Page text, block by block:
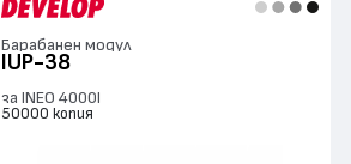
Барабанен модул
IUP-38
за INEO 4000I
50000 копия